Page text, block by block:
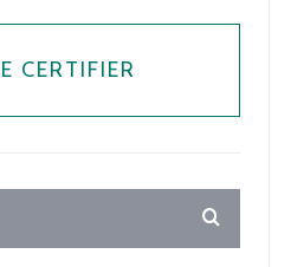
CERTIFIER